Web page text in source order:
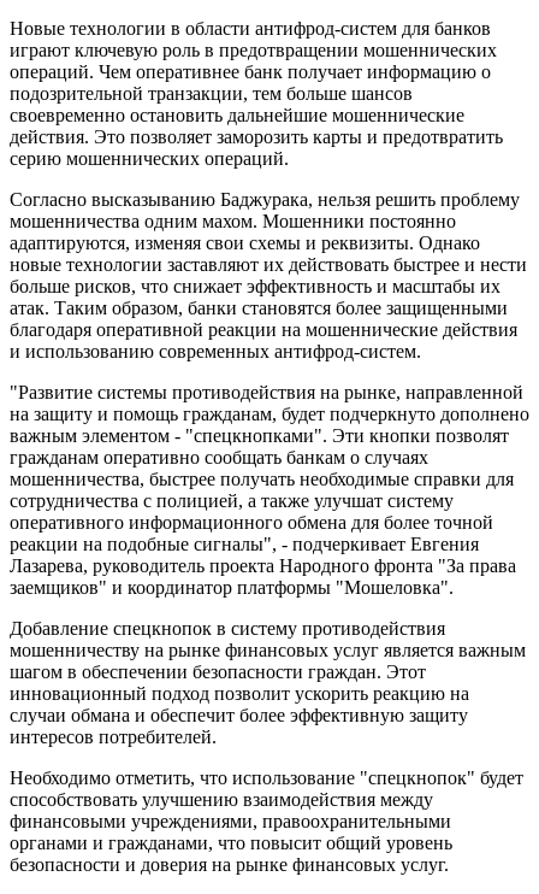
Новые технологии в области антифрод-систем для банков
играют ключевую роль в предотвращении мошеннических
операций. Чем оперативнее банк получает информацию о
подозрительной транзакции, тем больше шансов
своевременно остановить дальнейшие мошеннические
действия. Это позволяет заморозить карты и предотвратить
серию мошеннических операций.
Согласно высказыванию Баджурака, нельзя решить проблему
мошенничества одним махом. Мошенники постоянно
адаптируются, изменяя свои схемы и реквизиты. Однако
новые технологии заставляют их действовать быстрее и нести
больше рисков, что снижает эффективность и масштабы их
атак. Таким образом, банки становятся более защищенными
благодаря оперативной реакции на мошеннические действия
и использованию современных антифрод-систем.
"Развитие системы противодействия на рынке, направленной
на защиту и помощь гражданам, будет подчеркнуто дополнено
важным элементом - "спецкнопками". Эти кнопки позволят
гражданам оперативно сообщать банкам о случаях
мошенничества, быстрее получать необходимые справки для
сотрудничества с полицией, а также улучшат систему
оперативного информационного обмена для более точной
реакции на подобные сигналы", - подчеркивает Евгения
Лазарева, руководитель проекта Народного фронта "За права
заемщиков" и координатор платформы "Мошеловка".
Добавление спецкнопок в систему противодействия
мошенничеству на рынке финансовых услуг является важным
шагом в обеспечении безопасности граждан. Этот
инновационный подход позволит ускорить реакцию на
случаи обмана и обеспечит более эффективную защиту
интересов потребителей.
Необходимо отметить, что использование "спецкнопок" будет
способствовать улучшению взаимодействия между
финансовыми учреждениями, правоохранительными
органами и гражданами, что повысит общий уровень
безопасности и доверия на рынке финансовых услуг.